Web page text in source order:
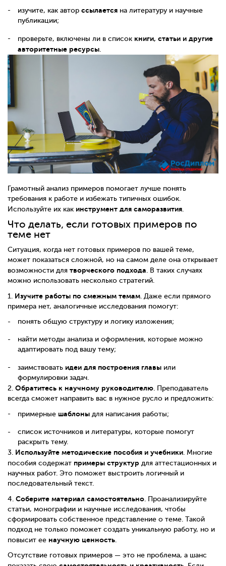
изучите, как автор ссылается на литературу и научные
публикации;
проверьте, включены ли в список книги, статьи и другие
авторитетные ресурсы.
Грамотный анализ примеров помогает лучше понять
требования к работе и избежать типичных ошибок.
Используйте их как инструмент для саморазвития.
Что делать, если готовых примеров по
теме нет
Ситуация, когда нет готовых примеров по вашей теме,
может показаться сложной, но на самом деле она открывает
возможности для творческого подхода . В таких случаях
можно использовать несколько стратегий.
1. Изучите работы по смежным темам . Даже если прямого
примера нет, аналогичные исследования помогут:
понять общую структуру и логику изложения;
найти методы анализа и оформления, которые можно
адаптировать под вашу тему;
заимствовать идеи для построения главы или
формулировки задач.
2. Обратитесь к научному руководителю . Преподаватель
всегда сможет направить вас в нужное русло и предложить:
примерные шаблоны для написания работы;
список источников и литературы, которые помогут
раскрыть тему.
3. Используйте методические пособия и учебники . Многие
пособия содержат примеры структур для аттестационных и
научных работ. Это поможет выстроить логичный и
последовательный текст.
4. Соберите материал самостоятельно . Проанализируйте
статьи, монографии и научные исследования, чтобы
сформировать собственное представление о теме. Такой
подход не только поможет создать уникальную работу, но и
повысит ее научную ценность
Отсутствие готовых примеров — это не проблема, а шанс